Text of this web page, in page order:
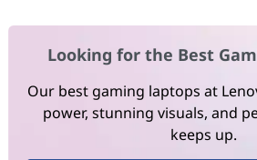
Looking for the Best
Our best gaming laptops at
power, stunning visuals, and
keeps up.